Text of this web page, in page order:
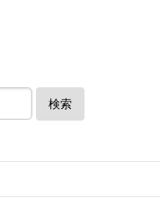
検索